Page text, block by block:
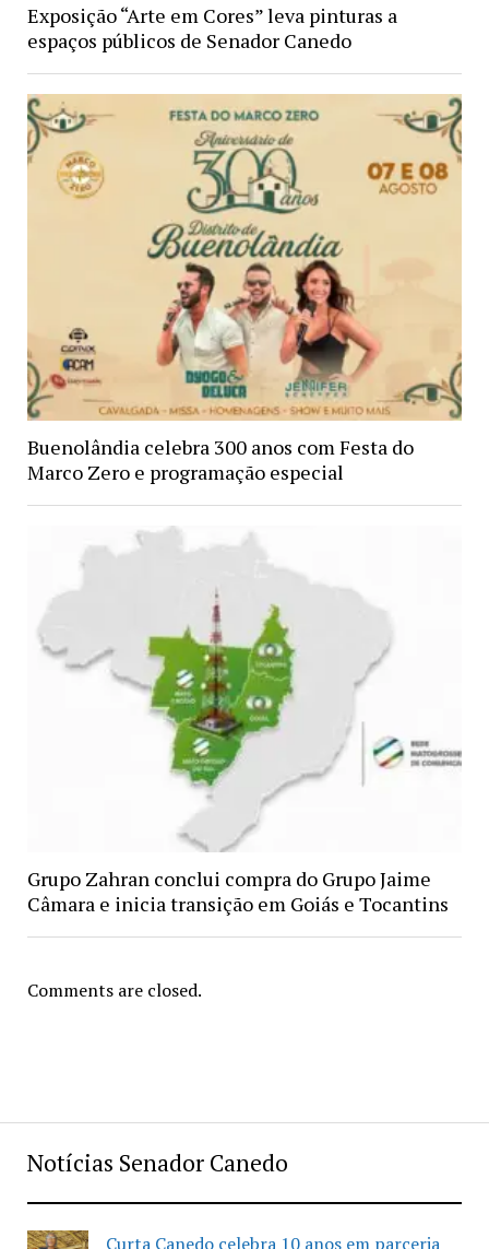
Notícias Senador Canedo
Curta Canedo celebra 10 anos em parceria
Exposição “Arte em Cores” leva pinturas a
espaços públicos de Senador Canedo
Buenolândia celebra 300 anos com Festa do
Marco Zero e programação especial
Grupo Zahran conclui compra do Grupo Jaime
Câmara e inicia transição em Goiás e Tocantins
Comments are closed.